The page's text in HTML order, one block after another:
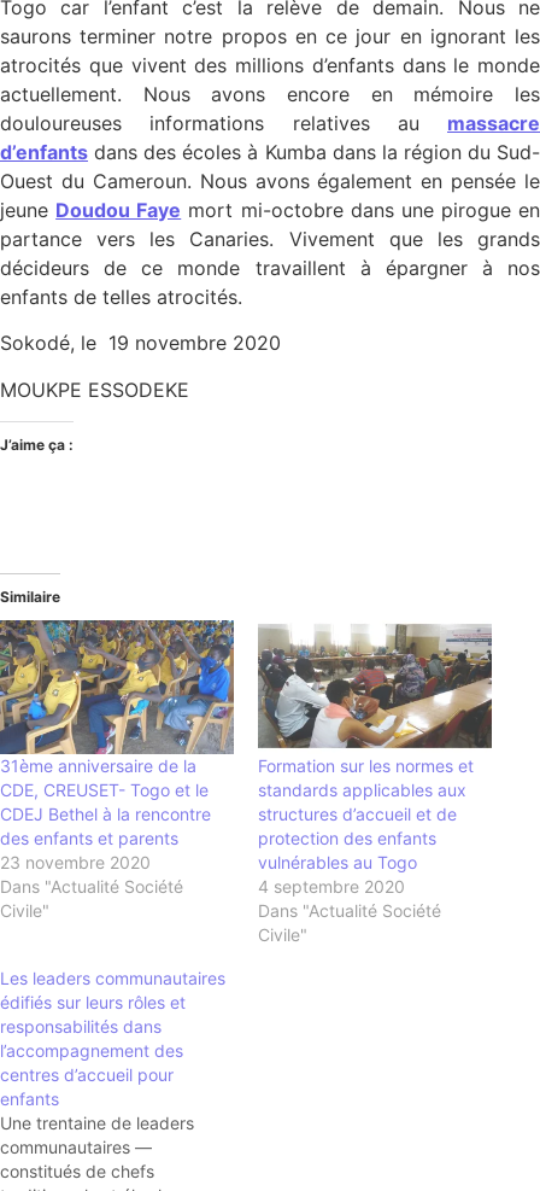
Togo car l’enfant c’est la relève de demain. Nous ne
saurons terminer notre propos en ce jour en ignorant les
atrocités que vivent des millions d’enfants dans le monde
actuellement. Nous avons encore en mémoire les
douloureuses informations relatives au massacre
d’enfants dans des écoles à Kumba dans la région du Sud-
Ouest du Cameroun. Nous avons également en pensée le
jeune Doudou Faye mort mi-octobre dans une pirogue en
partance vers les Canaries. Vivement que les grands
décideurs de ce monde travaillent à épargner à nos
enfants de telles atrocités.
Sokodé, le 19 novembre 2020
MOUKPE ESSODEKE
J’aime ça :
Similaire
31ème anniversaire de la
CDE, CREUSET- Togo et le
CDEJ Bethel à la rencontre
des enfants et parents
23 novembre 2020
Dans "Actualité Société
Civile"
Formation sur les normes et
standards applicables aux
structures d’accueil et de
protection des enfants
vulnérables au Togo
4 septembre 2020
Dans "Actualité Société
Civile"
Les leaders communautaires
édifiés sur leurs rôles et
responsabilités dans
l’accompagnement des
centres d’accueil pour
enfants
Une trentaine de leaders
communautaires —
constitués de chefs